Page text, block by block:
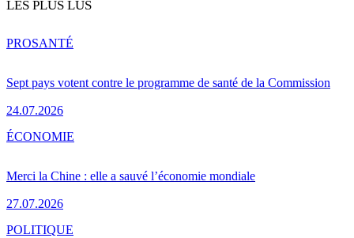
LES PLUS LUS
Sept pays votent contre le programme de santé de la Commission
24.07.2026
PROSANTÉ
Merci la Chine : elle a sauvé l’économie mondiale
27.07.2026
ÉCONOMIE
POLITIQUE